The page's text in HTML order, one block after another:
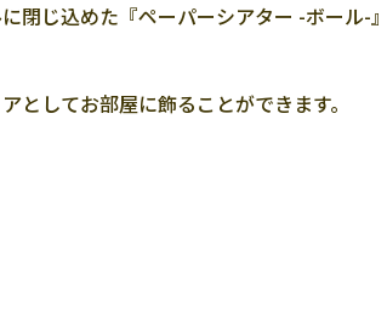
閉じ込めた『ペーパーシアター -ボール-
してお部屋に飾ることができます。